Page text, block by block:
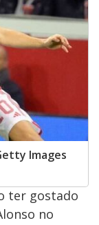
Images
ter gostado
no